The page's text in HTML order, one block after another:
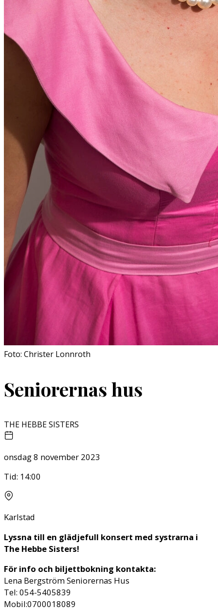
Foto: Christer Lonnroth
Seniorernas hus
THE HEBBE SISTERS
onsdag 8 november 2023
Tid: 14:00
Karlstad
Lyssna till en glädjefull konsert med systrarna i
The Hebbe Sisters!
För info och biljettbokning kontakta:
Lena Bergström Seniorernas Hus
Tel: 054-5405839
Mobil:0700018089